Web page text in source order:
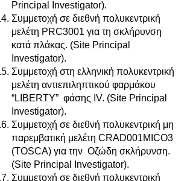
Principal Investigator).
Συμμετοχή σε διεθνή πολυκεντρική
μελέτη PRC3001 για τη σκλήρυνση
κατά πλάκας. (Site Principal
Investigator).
Συμμετοχή στη ελληνική πολυκεντρική
μελέτη αντιεπιληπτικού φαρμάκου
“LIBERTY” φάσης IV. (Site Principal
Investigator).
Συμμετοχή σε διεθνή πολυκεντρική μη
παρεμβατική μελέτη CRAD001MICO3
(TOSCA) για την Οζώδη σκλήρυνση.
(Site Principal Investigator).
Συμμετοχή σε διεθνή πολυκεντρική